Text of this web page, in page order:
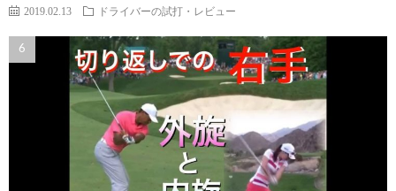
2019.02.13 ドライバーの試打・レビュー